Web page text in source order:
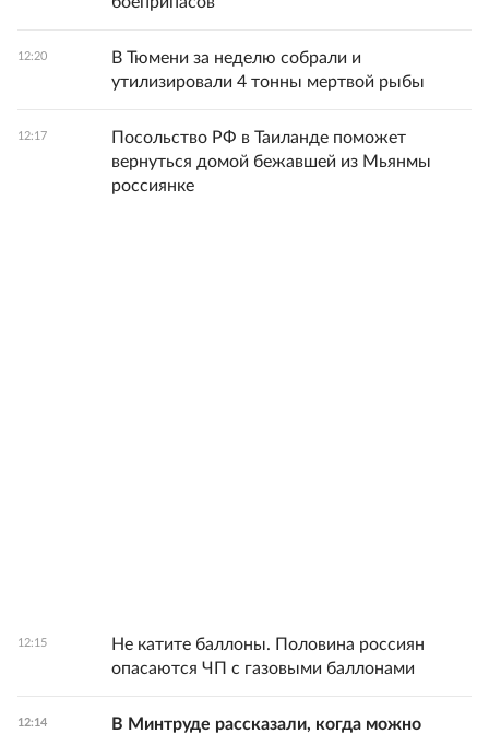
12:20
В Тюмени за неделю собрали и
утилизировали 4 тонны мертвой рыбы
12:17
Посольство РФ в Таиланде поможет
вернуться домой бежавшей из Мьянмы
россиянке
12:15
Не катите баллоны. Половина россиян
опасаются ЧП с газовыми баллонами
12:14
В Минтруде рассказали, когда можно